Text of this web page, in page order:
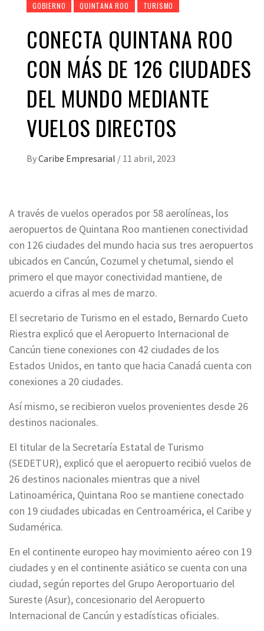
GOBIERNO QUINTANA ROO TURISMO
CONECTA QUINTANA ROO
CON MÁS DE 126 CIUDADES
DEL MUNDO MEDIANTE
VUELOS DIRECTOS
ByCaribe Empresarial / 11 abril, 2023
A través de vuelos operados por 58 aerolíneas, los
aeropuertos de Quintana Roo mantienen conectividad
con 126 ciudades del mundo hacia sus tres aeropuertos
ubicados en Cancún, Cozumel y chetumal, siendo el
primero el que mayor conectividad mantiene, de
acuerdo a cifras al mes de marzo.
El secretario de Turismo en el estado, Bernardo Cueto
Riestra explicó que el Aeropuerto Internacional de
Cancún tiene conexiones con 42 ciudades de los
Estados Unidos, en tanto que hacia Canadá cuenta con
conexiones a 20 ciudades.
Así mismo, se recibieron vuelos provenientes desde 26
destinos nacionales.
El titular de la Secretaría Estatal de Turismo
(SEDETUR), explicó que el aeropuerto recibió vuelos de
26 destinos nacionales mientras que a nivel
Latinoamérica, Quintana Roo se mantiene conectado
con 19 ciudades ubicadas en Centroamérica, el Caribe y
Sudamérica.
En el continente europeo hay movimiento aéreo con 19
ciudades y en el continente asiático se cuenta con una
ciudad, según reportes del Grupo Aeroportuario del
Sureste (Asur), concesionario del Aeropuerto
Internacional de Cancún y estadísticas oficiales.